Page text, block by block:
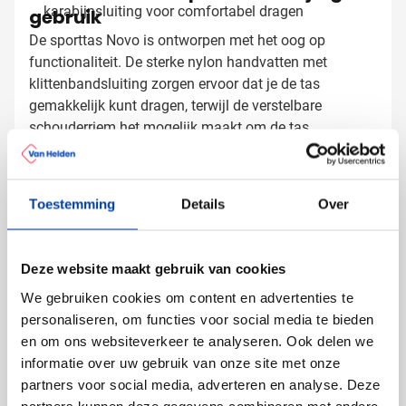
Toestemming Details Over
Deze website maakt gebruik van cookies
We gebruiken cookies om content en advertenties te
personaliseren, om functies voor social media te bieden
en om ons websiteverkeer te analyseren. Ook delen we
informatie over uw gebruik van onze site met onze
partners voor social media, adverteren en analyse. Deze
karabijnsluiting voor comfortabel dragen
gebruik
De sporttas Novo is ontworpen met het oog op
functionaliteit. De sterke nylon handvatten met
klittenbandsluiting zorgen ervoor dat je de tas
gemakkelijk kunt dragen, terwijl de verstelbare
schouderriem het mogelijk maakt om de tas
comfortabel over je schouder te dragen. Het
die past bij elke bedrijfsstijl.
Sporttassen bedrukken met logo
Bij Van Helden Relatiegeschenken bedrukken we jouw
sporttassen precies zoals jij dat wilt:
Met een tekst of slogan van jouw evenement
Dankzij het ruime bedrukkingsoppervlak komt jouw
merk perfect tot zijn recht en bereik je maximale
zichtbaarheid bij sportevenementen,
fitnesscampagnes of bedrijfsuitjes.